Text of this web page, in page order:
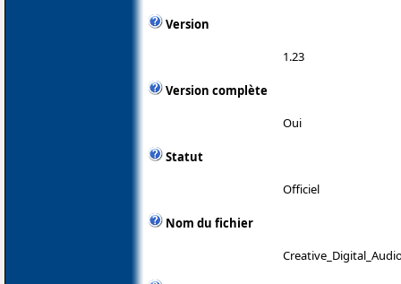
Version
1.23
Version complète
Oui
Statut
Officiel
Nom du fichier